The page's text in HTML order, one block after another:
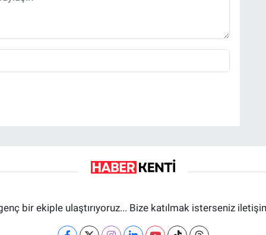
bir ekiple ulaştırıyoruz... Bize katılmak isterseniz